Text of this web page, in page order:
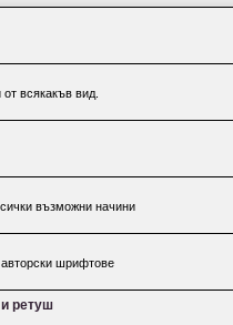
всякакъв вид.
възможни начини
шрифтове
ретуш